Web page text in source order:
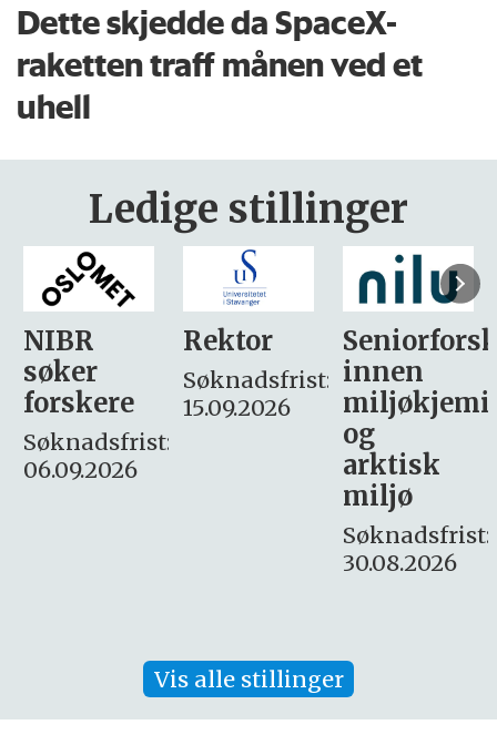
Dette skjedde da SpaceX-
raketten traff månen ved et
uhell
Ledige stillinger
Rektor
Søknadsfrist:
15.09.2026
Seniorforsker
innen
miljøkjemi
søker
– fast
Søknadsfrist:
16. august.
Vis alle stillinger